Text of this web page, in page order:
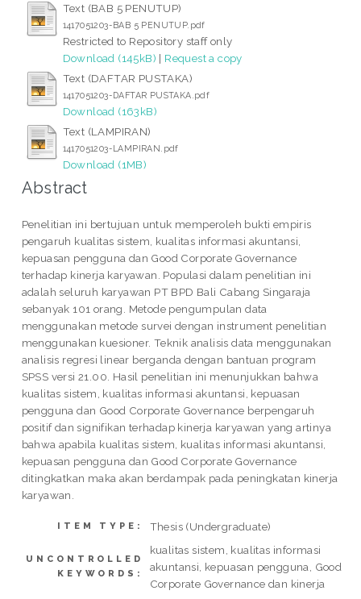
Text (BAB 5 PENUTUP)
1417051203-BAB 5 PENUTUP.pdf
Restricted to Repository staff only
Download (145kB) | Request a copy
Text (DAFTAR PUSTAKA)
1417051203-DAFTAR PUSTAKA.pdf
Download (163kB)
Text (LAMPIRAN)
1417051203-LAMPIRAN.pdf
Download (1MB)
Abstract
Penelitian ini bertujuan untuk memperoleh bukti empiris
pengaruh kualitas sistem, kualitas informasi akuntansi,
kepuasan pengguna dan Good Corporate Governance
terhadap kinerja karyawan. Populasi dalam penelitian ini
adalah seluruh karyawan PT BPD Bali Cabang Singaraja
sebanyak 101 orang. Metode pengumpulan data
menggunakan metode survei dengan instrument penelitian
menggunakan kuesioner. Teknik analisis data menggunakan
analisis regresi linear berganda dengan bantuan program
SPSS versi 21.00. Hasil penelitian ini menunjukkan bahwa
kualitas sistem, kualitas informasi akuntansi, kepuasan
pengguna dan Good Corporate Governance berpengaruh
positif dan signifikan terhadap kinerja karyawan yang artinya
bahwa apabila kualitas sistem, kualitas informasi akuntansi,
kepuasan pengguna dan Good Corporate Governance
ditingkatkan maka akan berdampak pada peningkatan kinerja
karyawan.
ITEM TYPE: Thesis (Undergraduate)
UNCONTROLLED
KEYWORDS:
kualitas sistem, kualitas informasi
akuntansi, kepuasan pengguna, Good
Corporate Governance dan kinerja